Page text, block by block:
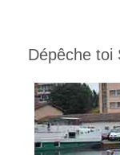
Dépêche toi